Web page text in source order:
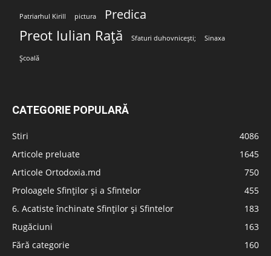
Patriarhul Kirill pictura Predica
Preot Iulian Rață Sfaturi duhovnicești; Sinaxa
Școală
CATEGORIE POPULARĂ
Stiri
4086
Articole preluate
1645
Articole Ortodoxia.md
750
Proloagele Sfinților și a Sfintelor
455
6. Acatiste închinate Sfinților și Sfintelor
183
Rugăciuni
163
Fără categorie
160